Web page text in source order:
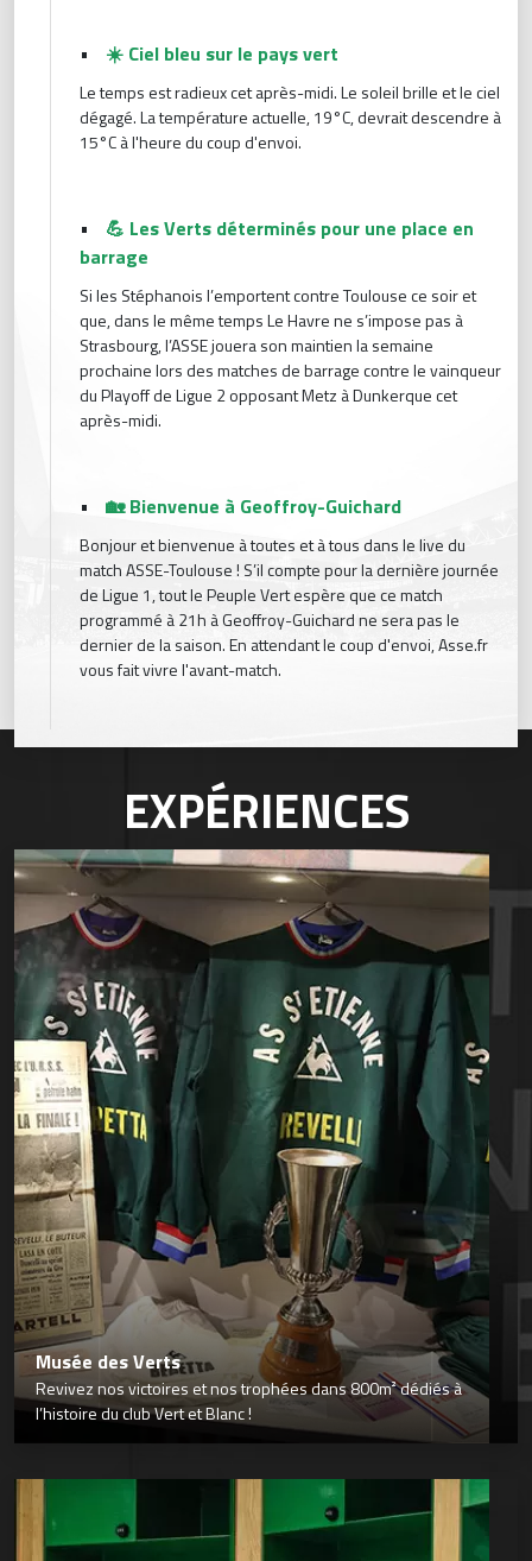
• ☀️ Ciel bleu sur le pays vert
Le temps est radieux cet après-midi. Le soleil brille et le ciel
dégagé. La température actuelle, 19°C, devrait descendre à
15°C à l'heure du coup d'envoi.
•
💪 Les Verts déterminés pour une place en
barrage
Si les Stéphanois l’emportent contre Toulouse ce soir et
que, dans le même temps Le Havre ne s’impose pas à
Strasbourg, l’ASSE jouera son maintien la semaine
prochaine lors des matches de barrage contre le vainqueur
du Playoff de Ligue 2 opposant Metz à Dunkerque cet
après-midi.
• 🏡 Bienvenue à Geoffroy-Guichard
Bonjour et bienvenue à toutes et à tous dans le live du
match ASSE-Toulouse ! S’il compte pour la dernière journée
de Ligue 1, tout le Peuple Vert espère que ce match
programmé à 21h à Geoffroy-Guichard ne sera pas le
dernier de la saison. En attendant le coup d'envoi, Asse.fr
vous fait vivre l'avant-match.
EXPÉRIENCES
Musée des Verts
Revivez nos victoires et nos trophées dans 800m² dédiés à
l’histoire du club Vert et Blanc !